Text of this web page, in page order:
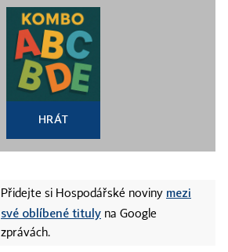
HRÁT
Přidejte si Hospodářské noviny mezi
své oblíbené tituly na Google
zprávách.